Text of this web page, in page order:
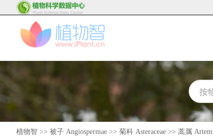
植物智 >> 被子 Angiospermae >> 菊科 Asteraceae >> 蒿属